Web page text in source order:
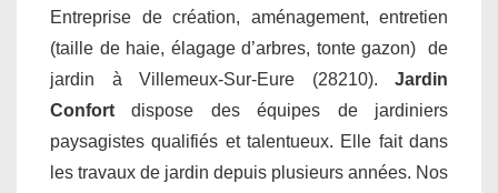
Entreprise de création, aménagement, entretien
(taille de haie, élagage d’arbres, tonte gazon) de
jardin à Villemeux-Sur-Eure (28210). Jardin
Confort dispose des équipes de jardiniers
paysagistes qualifiés et talentueux. Elle fait dans
les travaux de jardin depuis plusieurs années. Nos